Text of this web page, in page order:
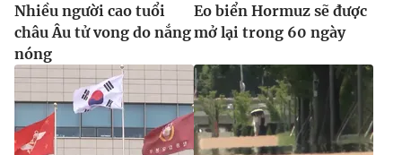
Nhiều người cao tuổi
châu Âu tử vong do nắng
nóng
Eo biển Hormuz sẽ được
mở lại trong 60 ngày